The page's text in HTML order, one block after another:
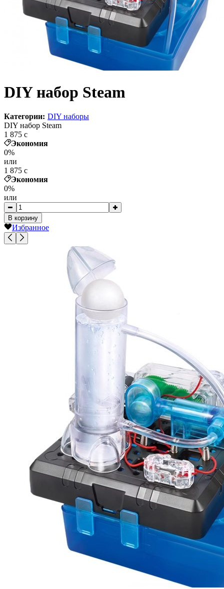
DIY набор Steam
Категории: DIY наборы
DIY набор Steam
1 875 c
Экономия
0%
или
1 875 c
Экономия
0%
или
В корзину
Избранное